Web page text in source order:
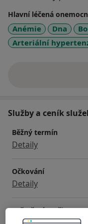
Neváhejte se tedy
pacienty.
Hlavní léčená
Anémie Dna
Arteriální
Služby a ceník
Běžný termín
Detaily
Očkování
Detaily
Vyšetření moči